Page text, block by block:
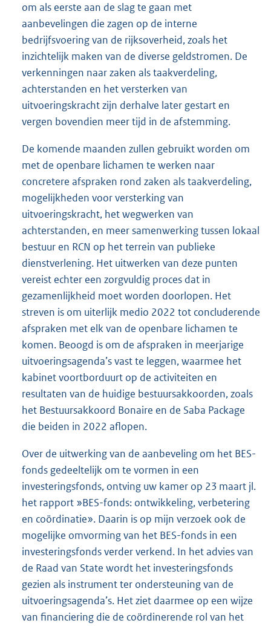
om als eerste aan de slag te gaan met
aanbevelingen die zagen op de interne
bedrijfsvoering van de rijksoverheid, zoals het
inzichtelijk maken van de diverse geldstromen. De
verkenningen naar zaken als taakverdeling,
achterstanden en het versterken van
uitvoeringskracht zijn derhalve later gestart en
vergen bovendien meer tijd in de afstemming.
De komende maanden zullen gebruikt worden om
met de openbare lichamen te werken naar
concretere afspraken rond zaken als taakverdeling,
mogelijkheden voor versterking van
uitvoeringskracht, het wegwerken van
achterstanden, en meer samenwerking tussen lokaal
bestuur en RCN op het terrein van publieke
dienstverlening. Het uitwerken van deze punten
vereist echter een zorgvuldig proces dat in
gezamenlijkheid moet worden doorlopen. Het
streven is om uiterlijk medio 2022 tot concluderende
afspraken met elk van de openbare lichamen te
komen. Beoogd is om de afspraken in meerjarige
uitvoeringsagenda’s vast te leggen, waarmee het
kabinet voortborduurt op de activiteiten en
resultaten van de huidige bestuursakkoorden, zoals
het Bestuursakkoord Bonaire en de Saba Package
die beiden in 2022 aflopen.
Over de uitwerking van de aanbeveling om het BES-
fonds gedeeltelijk om te vormen in een
investeringsfonds, ontving uw kamer op 23 maart jl.
het rapport »BES-fonds: ontwikkeling, verbetering
en coördinatie». Daarin is op mijn verzoek ook de
mogelijke omvorming van het BES-fonds in een
investeringsfonds verder verkend. In het advies van
de Raad van State wordt het investeringsfonds
gezien als instrument ter ondersteuning van de
uitvoeringsagenda’s. Het ziet daarmee op een wijze
van financiering die de coördinerende rol van het